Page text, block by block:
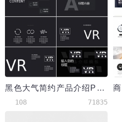
黑色大气简约产品介绍PPT模板
108 71835